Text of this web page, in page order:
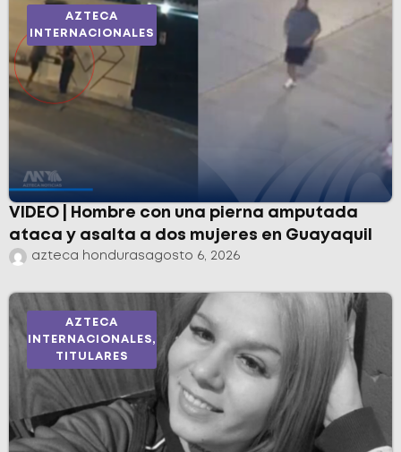
AZTECA
INTERNACIONALES
VIDEO | Hombre con una pierna amputada
ataca y asalta a dos mujeres en Guayaquil
azteca hondurasagosto 6, 2026
AZTECA
INTERNACIONALES,
TITULARES